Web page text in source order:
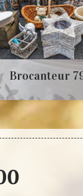
Brocanteur